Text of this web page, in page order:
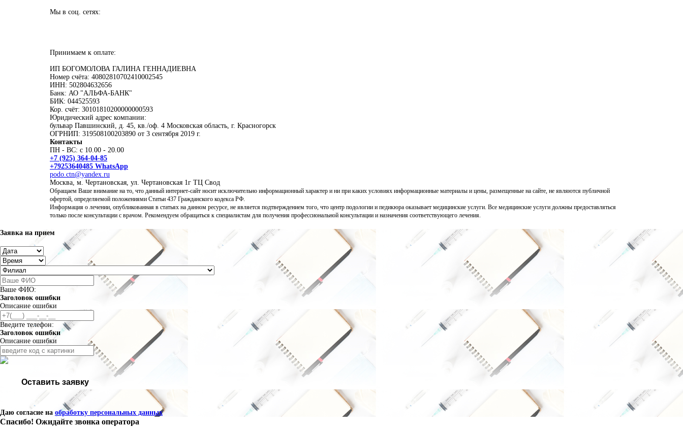
Мы в соц. сетях:
Принимаем к оплате:
ИП БОГОМОЛОВА ГАЛИНА ГЕННАДИЕВНА
Номер счёта: 40802810702410002545
ИНН: 502804632656
Банк: АО "АЛЬФА-БАНК"
БИК: 044525593
Кор. счёт: 30101810200000000593
Юридический адрес компании:
бульвар Павшинский, д. 45, кв./оф. 4 Московская область, г. Красногорск
ОГРНИП: 319508100203890 от 3 сентября 2019 г.
Контакты
ПН - ВС: с 10.00 - 20.00
+7 (925) 364-04-85
+79253640485 WhatsApp
podo.ctn@yandex.ru
Москва, м. Чертановская, ул. Чертановская 1г ТЦ Свод
Обращаем Ваше внимание на то, что данный интернет-сайт носит исключительно информационный характер и ни при каких условиях информационные материалы и цены, размещенные на сайте, не являются публичной
офертой, определяемой положениями Статьи 437 Гражданского кодекса РФ.
Информация о лечении, опубликованная в статьях на данном ресурсе, не является подтверждением того, что центр подологии и педикюра оказывает медицинские услуги. Все медицинские услуги должны предоставляться
только после консультации с врачом. Рекомендуем обращаться к специалистам для получения профессиональной консультации и назначения соответствующего лечения.
Заявка на прием
Ваше ФИО:
Заголовок ошибки
Описание ошибки
Введите телефон:
Заголовок ошибки
Описание ошибки
Оставить заявку
Даю согласие на обработку персональных данных
Спасибо! Ожидайте звонка оператора